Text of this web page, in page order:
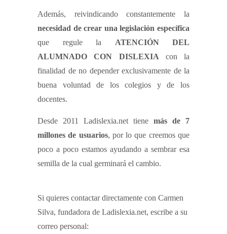
Además, reivindicando constantemente la
necesidad de crear una legislación específica
que regule la ATENCIÓN DEL
ALUMNADO CON DISLEXIA con la
finalidad de no depender exclusivamente de la
buena voluntad de los colegios y de los
docentes.
Desde 2011 Ladislexia.net tiene más de 7
millones de usuarios, por lo que creemos que
poco a poco estamos ayudando a sembrar esa
semilla de la cual germinará el cambio.
Si quieres contactar directamente con Carmen
Silva, fundadora de Ladislexia.net, escribe a su
correo personal: